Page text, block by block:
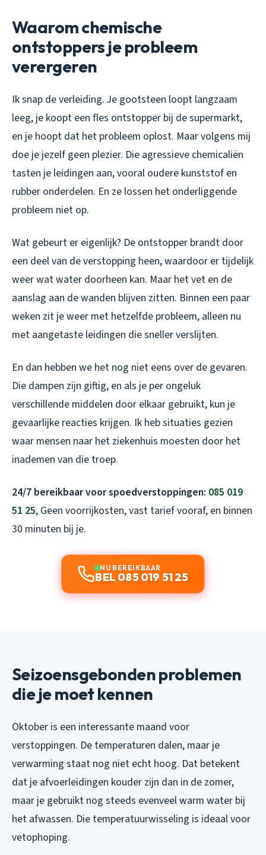
Waarom chemische
ontstoppers je probleem
verergeren
Ik snap de verleiding. Je gootsteen loopt langzaam
leeg, je koopt een fles ontstopper bij de supermarkt,
en je hoopt dat het probleem oplost. Maar volgens mij
doe je jezelf geen plezier. Die agressieve chemicaliën
tasten je leidingen aan, vooral oudere kunststof en
rubber onderdelen. En ze lossen het onderliggende
probleem niet op.
Wat gebeurt er eigenlijk? De ontstopper brandt door
een deel van de verstopping heen, waardoor er tijdelijk
weer wat water doorheen kan. Maar het vet en de
aanslag aan de wanden blijven zitten. Binnen een paar
weken zit je weer met hetzelfde probleem, alleen nu
met aangetaste leidingen die sneller verslijten.
En dan hebben we het nog niet eens over de gevaren.
Die dampen zijn giftig, en als je per ongeluk
verschillende middelen door elkaar gebruikt, kun je
gevaarlijke reacties krijgen. Ik heb situaties gezien
waar mensen naar het ziekenhuis moesten door het
inademen van die troep.
24/7 bereikbaar voor spoedverstoppingen: 085 019
51 25, Geen voorrijkosten, vast tarief vooraf, en binnen
30 minuten bij je.
NU BEREIKBAAR
BEL 085 019 51 25
Seizoensgebonden problemen
die je moet kennen
Oktober is een interessante maand voor
verstoppingen. De temperaturen dalen, maar je
verwarming staat nog niet echt hoog. Dat betekent
dat je afvoerleidingen kouder zijn dan in de zomer,
maar je gebruikt nog steeds evenveel warm water bij
het afwassen. Die temperatuurwisseling is ideaal voor
vetophoping.